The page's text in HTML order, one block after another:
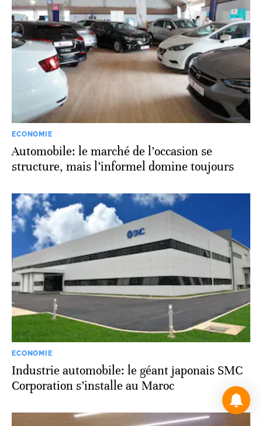
ECONOMIE
Automobile: le marché de l’occasion se
structure, mais l’informel domine toujours
ECONOMIE
Industrie automobile: le géant japonais SMC
Corporation s’installe au Maroc